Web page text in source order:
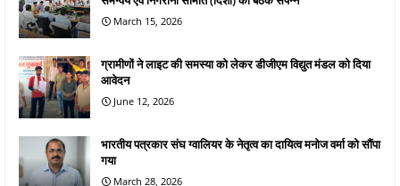
March 15, 2026
ग्रामीणों ने लाइट की समस्या को लेकर डीजीएम विद्युत मंडल को दिया
आवेदन
June 12, 2026
भारतीय पत्रकार संघ ग्वालियर के नेतृत्व का दायित्व मनोज वर्मा को सौंपा
गया
March 28, 2026